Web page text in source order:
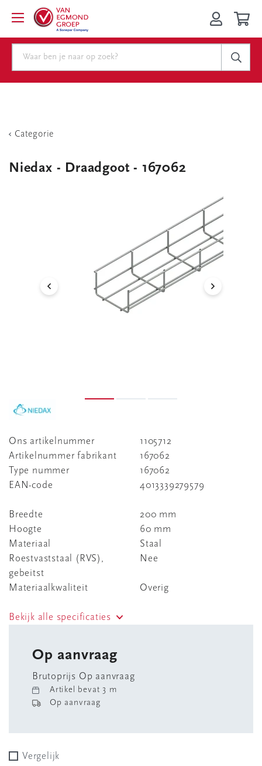
Categorie
Niedax - Draadgoot - 167062
Ons artikelnummer
1105712
Artikelnummer fabrikant
167062
Type nummer
167062
EAN-code
4013339279579
Breedte
200 mm
Hoogte
60 mm
Materiaal
Staal
Roestvaststaal (RVS),
gebeitst
Nee
Materiaalkwaliteit Overig
Bekijk alle specificaties
Op aanvraag
Brutoprijs Op aanvraag
Artikel bevat 3 m
Op aanvraag
Vergelijk